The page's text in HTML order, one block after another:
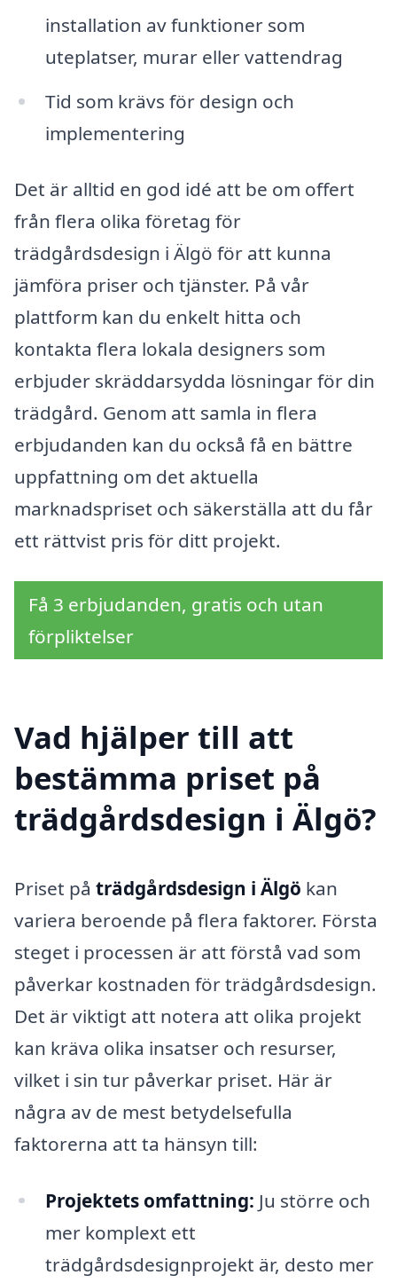
installation av funktioner som
uteplatser, murar eller vattendrag
Tid som krävs för design och
implementering
Det är alltid en god idé att be om offert
från flera olika företag för
trädgårdsdesign i Älgö för att kunna
jämföra priser och tjänster. På vår
plattform kan du enkelt hitta och
kontakta flera lokala designers som
erbjuder skräddarsydda lösningar för din
trädgård. Genom att samla in flera
erbjudanden kan du också få en bättre
uppfattning om det aktuella
marknadspriset och säkerställa att du får
ett rättvist pris för ditt projekt.
Få 3 erbjudanden, gratis och utan
förpliktelser
Vad hjälper till att
bestämma priset på
trädgårdsdesign i Älgö?
Priset på trädgårdsdesign i Älgö kan
variera beroende på flera faktorer. Första
steget i processen är att förstå vad som
påverkar kostnaden för trädgårdsdesign.
Det är viktigt att notera att olika projekt
kan kräva olika insatser och resurser,
vilket i sin tur påverkar priset. Här är
några av de mest betydelsefulla
faktorerna att ta hänsyn till:
Projektets omfattning: Ju större och
mer komplext ett
trädgårdsdesignprojekt är, desto mer